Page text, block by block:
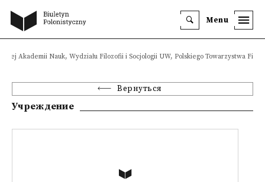
Menu
Akademii Nauk, Wydziału Filozofii i Socjologii UW, Polskiego Towarzystwa
Вернуться
Учреждение